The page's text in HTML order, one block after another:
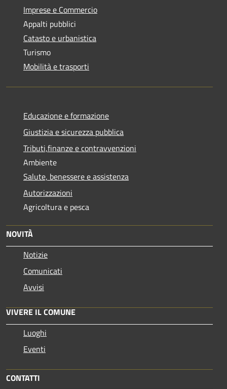
Imprese e Commercio
Appalti pubblici
Catasto e urbanistica
Turismo
Mobilità e trasporti
Educazione e formazione
Giustizia e sicurezza pubblica
Tributi,finanze e contravvenzioni
Ambiente
Salute, benessere e assistenza
Autorizzazioni
Agricoltura e pesca
NOVITÀ
Notizie
Comunicati
Avvisi
VIVERE IL COMUNE
Luoghi
Eventi
CONTATTI